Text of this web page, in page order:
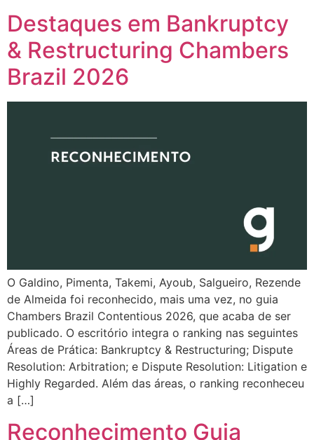
Destaques em Bankruptcy
& Restructuring Chambers
Brazil 2026
O Galdino, Pimenta, Takemi, Ayoub, Salgueiro, Rezende
de Almeida foi reconhecido, mais uma vez, no guia
Chambers Brazil Contentious 2026, que acaba de ser
publicado. O escritório integra o ranking nas seguintes
Áreas de Prática: Bankruptcy & Restructuring; Dispute
Resolution: Arbitration; e Dispute Resolution: Litigation e
Highly Regarded. Além das áreas, o ranking reconheceu
a […]
Reconhecimento Guia